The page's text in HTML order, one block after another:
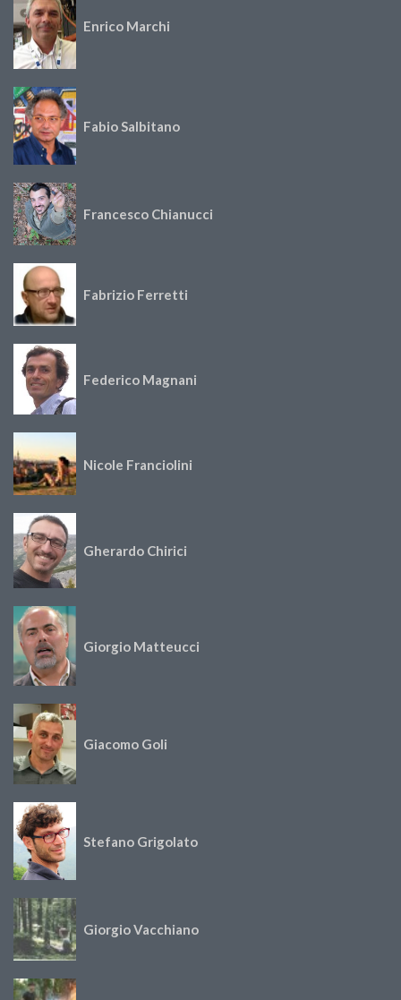
Enrico Marchi
Fabio Salbitano
Francesco Chianucci
Fabrizio Ferretti
Federico Magnani
Nicole Franciolini
Gherardo Chirici
Giorgio Matteucci
Giacomo Goli
Stefano Grigolato
Giorgio Vacchiano